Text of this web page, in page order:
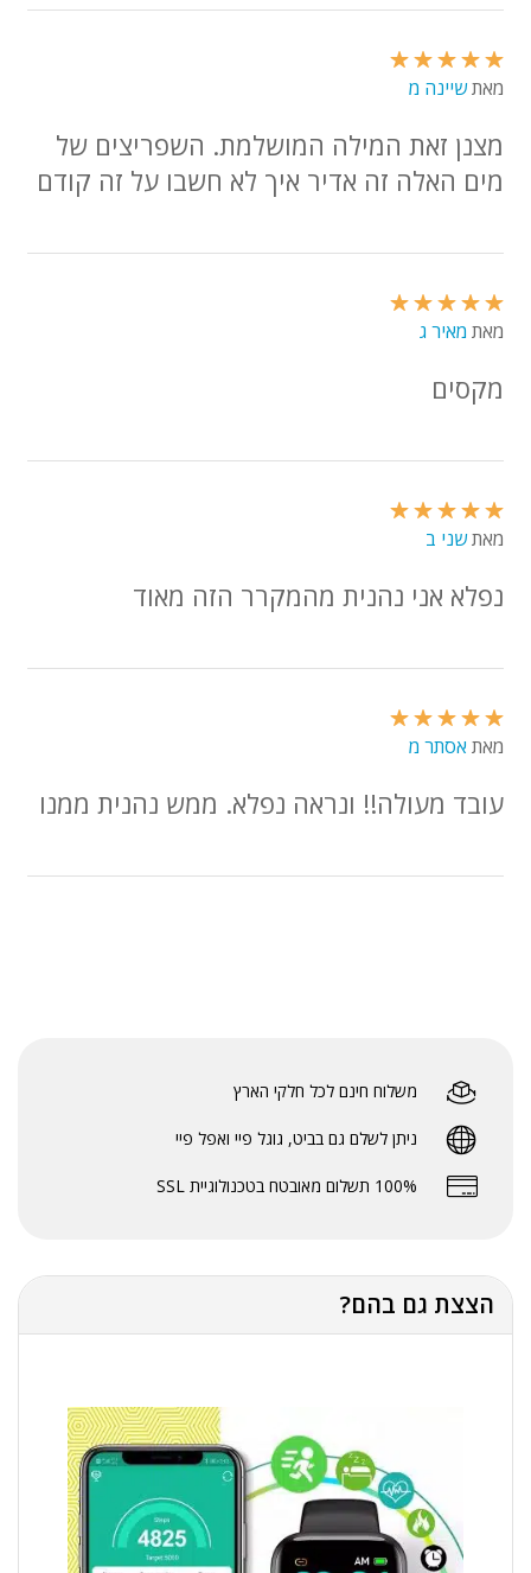
משלוח חינם לכל חלקי הארץ
ניתן לשלם גם בביט, גוגל פיי ואפל פיי
100% תשלום מאובטח בטכנולוגיית SSL
הצצת גם בהם?